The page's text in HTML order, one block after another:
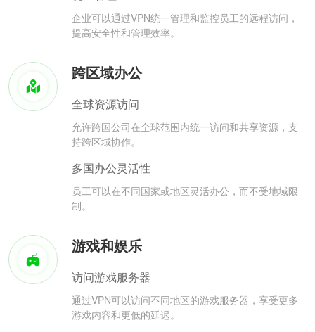
企业可以通过VPN统一管理和监控员工的远程访问，
提高安全性和管理效率。
跨区域办公
全球资源访问
允许跨国公司在全球范围内统一访问和共享资源，支
持跨区域协作。
多国办公灵活性
员工可以在不同国家或地区灵活办公，而不受地域限
制。
游戏和娱乐
访问游戏服务器
通过VPN可以访问不同地区的游戏服务器，享受更多
游戏内容和更低的延迟。